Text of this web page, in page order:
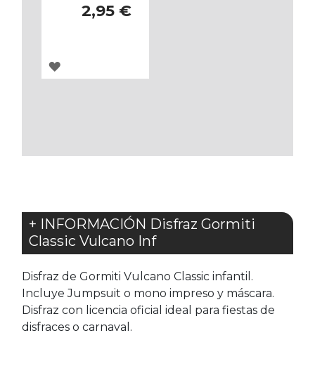
2,95 €
AGREGAR
+ INFORMACIÓN Disfraz Gormiti
Classic Vulcano Inf
Disfraz de Gormiti Vulcano Classic infantil.
Incluye Jumpsuit o mono impreso y máscara.
Disfraz con licencia oficial ideal para fiestas de
disfraces o carnaval.